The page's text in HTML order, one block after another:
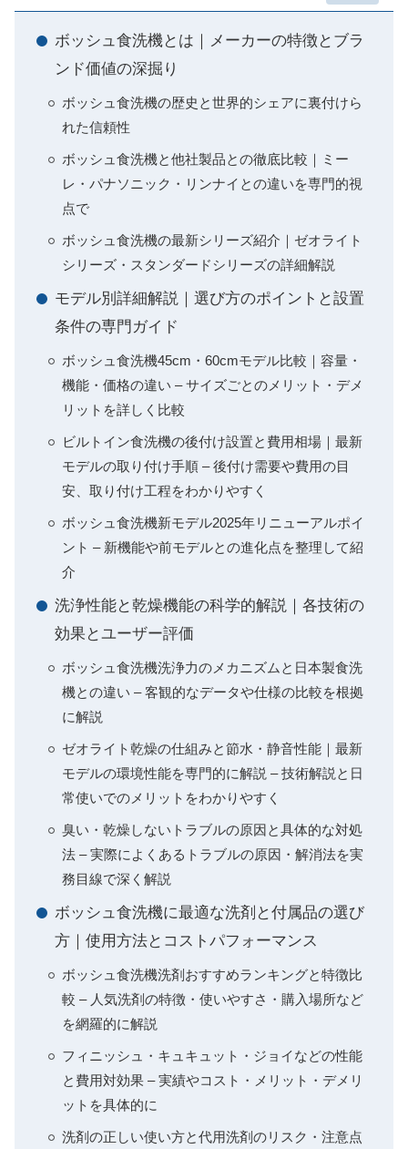
ボッシュ食洗機とは｜メーカーの特徴とブラ
ンド価値の深掘り
ボッシュ食洗機の歴史と世界的シェアに裏付けら
れた信頼性
ボッシュ食洗機と他社製品との徹底比較｜ミー
レ・パナソニック・リンナイとの違いを専門的視
点で
ボッシュ食洗機の最新シリーズ紹介｜ゼオライト
シリーズ・スタンダードシリーズの詳細解説
モデル別詳細解説｜選び方のポイントと設置
条件の専門ガイド
ボッシュ食洗機45cm・60cmモデル比較｜容量・
機能・価格の違い – サイズごとのメリット・デメ
リットを詳しく比較
ビルトイン食洗機の後付け設置と費用相場｜最新
モデルの取り付け手順 – 後付け需要や費用の目
安、取り付け工程をわかりやすく
ボッシュ食洗機新モデル2025年リニューアルポイ
ント – 新機能や前モデルとの進化点を整理して紹
介
洗浄性能と乾燥機能の科学的解説｜各技術の
効果とユーザー評価
ボッシュ食洗機洗浄力のメカニズムと日本製食洗
機との違い – 客観的なデータや仕様の比較を根拠
に解説
ゼオライト乾燥の仕組みと節水・静音性能｜最新
モデルの環境性能を専門的に解説 – 技術解説と日
常使いでのメリットをわかりやすく
臭い・乾燥しないトラブルの原因と具体的な対処
法 – 実際によくあるトラブルの原因・解消法を実
務目線で深く解説
ボッシュ食洗機に最適な洗剤と付属品の選び
方｜使用方法とコストパフォーマンス
ボッシュ食洗機洗剤おすすめランキングと特徴比
較 – 人気洗剤の特徴・使いやすさ・購入場所など
を網羅的に解説
フィニッシュ・キュキュット・ジョイなどの性能
と費用対効果 – 実績やコスト・メリット・デメリ
ットを具体的に
洗剤の正しい使い方と代用洗剤のリスク・注意点